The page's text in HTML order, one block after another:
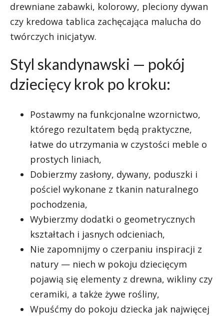
drewniane zabawki, kolorowy, pleciony dywan
czy kredowa tablica zachęcająca malucha do
twórczych inicjatyw.
Styl skandynawski — pokój
dziecięcy krok po kroku:
Postawmy na funkcjonalne wzornictwo,
którego rezultatem będą praktyczne,
łatwe do utrzymania w czystości meble o
prostych liniach,
Dobierzmy zasłony, dywany, poduszki i
pościel wykonane z tkanin naturalnego
pochodzenia,
Wybierzmy dodatki o geometrycznych
kształtach i jasnych odcieniach,
Nie zapomnijmy o czerpaniu inspiracji z
natury — niech w pokoju dziecięcym
pojawią się elementy z drewna, wikliny czy
ceramiki, a także żywe rośliny,
Wpuśćmy do pokoju dziecka jak najwięcej